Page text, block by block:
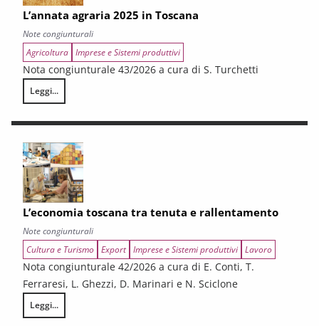
L’annata agraria 2025 in Toscana
Note congiunturali
Agricoltura Imprese e Sistemi produttivi
Nota congiunturale 43/2026 a cura di S. Turchetti
Leggi...
L’annata agraria 2025 in Toscana
L’economia toscana tra tenuta e rallentamento
Note congiunturali
Cultura e Turismo Export Imprese e Sistemi produttivi Lavoro
Nota congiunturale 42/2026 a cura di E. Conti, T.
Ferraresi, L. Ghezzi, D. Marinari e N. Sciclone
Leggi...
L’economia toscana tra tenuta e rallentamento